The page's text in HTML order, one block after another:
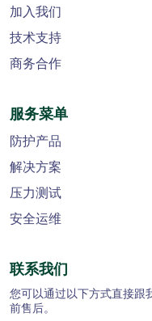
加入我们
技术支持
商务合作
服务菜单
防护产品
解决方案
压力测试
安全运维
联系我们
您可以通过以下方式直接跟
前售后。